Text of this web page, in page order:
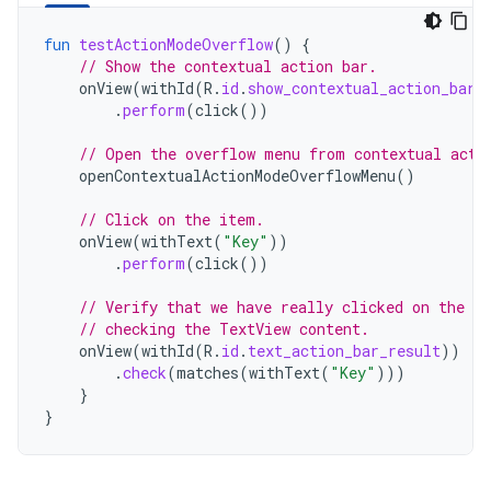
fun testActionModeOverflow()
{
// Show the contextual action bar.
onView(withId(R . id . show_contextual_action_bar
.perform(click())
// Open the overflow menu from contextual
openContextualActionModeOverflowMenu()
// Click on the item.
onView(withText( "Key" ))
.perform(click())
// Verify that we have really clicked on the
// checking the TextView content.
onView(withId(R . id . text_action_bar_result))
.check(matches(withText( "Key" )))
}
}